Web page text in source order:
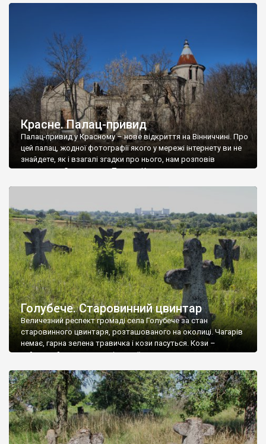
Красне. Палац-привид
Палац-привид у Красному – нове відкриття на Вінниччині. Про
цей палац, жодної фотографії якого у мережі інтернету ви не
знайдете, як і взагалі згадки про нього, нам розповів
мешканець Самгородка. Палац у Красному вразив не лише
Голубече. Старовинний цвинтар
Величезний респект громаді села Голубече за стан
старовинного цвинтаря, розташованого на околиці. Чагарів
немає, гарна зелена травичка і кози пасуться. Кози –
найкращий регулятор шкідливої, для старих кладовищ,
бруньками, кози ті бруньки обгризають, бо то улюблений
делікатес. На цвинтарі у Голубечому ціла колекція
різноманітних форм хрестів. Село відносно невелике, […]